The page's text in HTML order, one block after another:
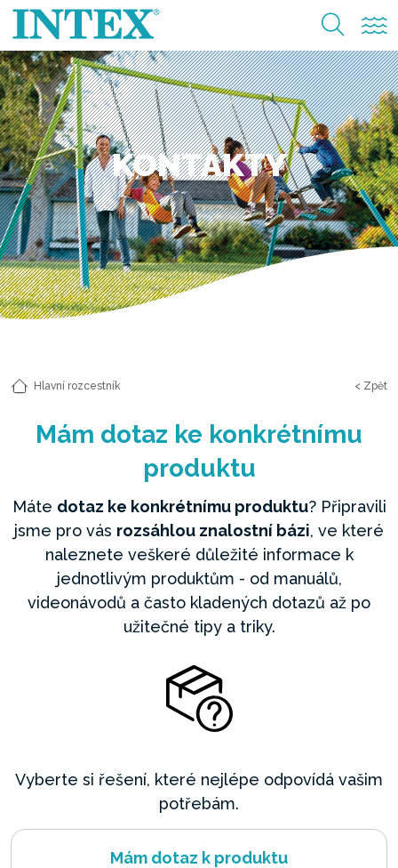
KONTAKTY
Hlavní rozcestník < Zpět
Mám dotaz ke konkrétnímu
produktu
Máte dotaz ke konkrétnímu produktu? Připravili
jsme pro vás rozsáhlou znalostní bázi, ve které
naleznete veškeré důležité informace k
jednotlivým produktům - od manuálů,
videonávodů a často kladených dotazů až po
užitečné tipy a triky.
Vyberte si řešení, které nejlépe odpovídá vašim
potřebám.
Mám dotaz k produktu